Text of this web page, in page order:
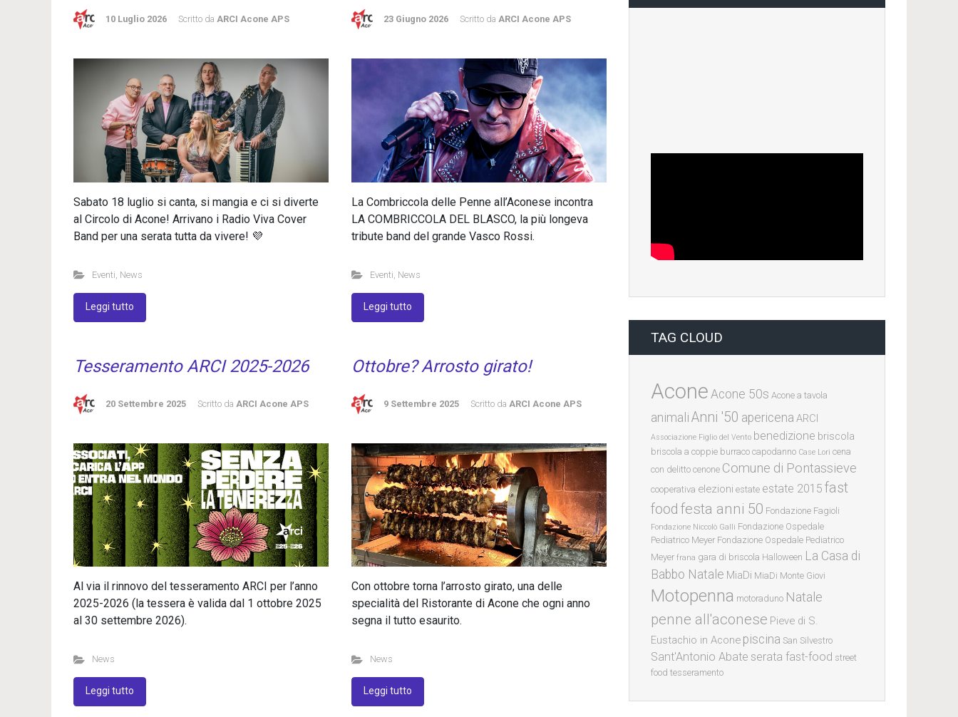
10 Luglio 2026 Scritto da ARCI Acone APS
Sabato 18 luglio si canta, si mangia e ci si diverte
al Circolo di Acone! Arrivano i Radio Viva Cover
Band per una serata tutta da vivere! 💜
Eventi News
Leggi tutto
23 Giugno 2026 Scritto da ARCI Acone APS
La Combriccola delle Penne all’Aconese incontra
LA COMBRICCOLA DEL BLASCO, la più longeva
tribute band del grande Vasco Rossi.
Eventi News
Leggi tutto
Tesseramento ARCI 2025-2026
20 Settembre 2025 Scritto da ARCI Acone APS
Al via il rinnovo del tesseramento ARCI per l’anno
2025-2026 (la tessera è valida dal 1 ottobre 2025
al 30 settembre 2026).
News
Leggi tutto
Ottobre? Arrosto girato!
9 Settembre 2025 Scritto da ARCI Acone APS
Con ottobre torna l’arrosto girato, una delle
specialità del Ristorante di Acone che ogni anno
segna il tutto esaurito.
News
Leggi tutto
TAG CLOUD
Acone Acone 50s Acone a tavola
animali Anni '50 apericena ARCI
Associazione Figlio del Vento benedizione briscola
briscola a coppie burraco capodanno Case Lori cena
con delitto cenone Comune di Pontassieve
cooperativa elezioni estate estate 2015 fast
food festa anni 50 Fondazione Fagioli
Fondazione Niccolò Galli Fondazione Ospedale
Pediatrico Meyer Fondazione Ospedale Pediatrico
Meyer frana gara di briscola Halloween La Casa di
Babbo Natale MiaDi MiaDi Monte Giovi
Motopenna motoraduno Natale
penne all'aconese Pieve di S.
Eustachio in Acone piscina San Silvestro
Sant'Antonio Abate serata fast-food street
food tesseramento